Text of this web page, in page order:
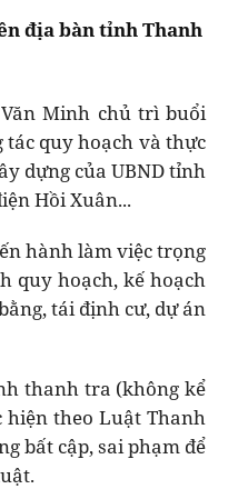
địa bàn tỉnh Thanh
Minh chủ trì buổi
quy hoạch và thực
dựng của UBND tỉnh
Hồi Xuân...
hành làm việc trọng
quy hoạch, kế hoạch
tái định cư, dự án
thanh tra (không kể
theo Luật Thanh
bất cập, sai phạm để